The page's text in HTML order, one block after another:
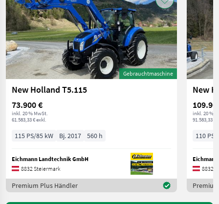
Gebrauchtmaschine
New Holland T5.115
73.900 €
inkl. 20 % MwSt.
61.583,33 € exkl.
115 PS/85 kW Bj. 2017 560 h
Eichmann Landtechnik GmbH
8832 Steiermark
Premium Plus Händler
New
inkl. 20 %
91.583,33 €
110 PS/
8832